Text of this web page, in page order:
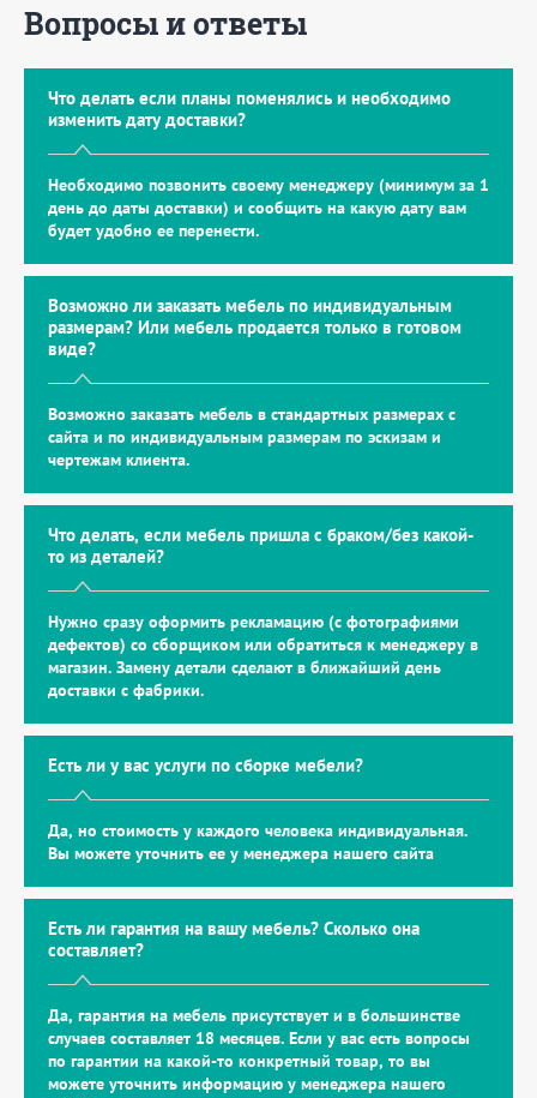
Вопросы и ответы
Что делать если планы поменялись и необходимо
изменить дату доставки?
Необходимо позвонить своему менеджеру (минимум за 1
день до даты доставки) и сообщить на какую дату вам
будет удобно ее перенести.
Возможно ли заказать мебель по индивидуальным
размерам? Или мебель продается только в готовом
виде?
Возможно заказать мебель в стандартных размерах с
сайта и по индивидуальным размерам по эскизам и
чертежам клиента.
Что делать, если мебель пришла с браком/без какой-
то из деталей?
Нужно сразу оформить рекламацию (с фотографиями
дефектов) со сборщиком или обратиться к менеджеру в
магазин. Замену детали сделают в ближайший день
доставки с фабрики.
Есть ли у вас услуги по сборке мебели?
Да, но стоимость у каждого человека индивидуальная.
Вы можете уточнить ее у менеджера нашего сайта
Есть ли гарантия на вашу мебель? Сколько она
составляет?
Да, гарантия на мебель присутствует и в большинстве
случаев составляет 18 месяцев. Если у вас есть вопросы
по гарантии на какой-то конкретный товар, то вы
можете уточнить информацию у менеджера нашего